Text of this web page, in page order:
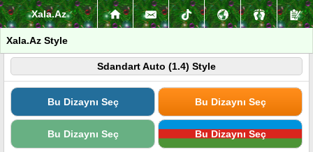
Xala.Az
Xala.Az Style
Sdandart Auto (1.4) Style
Bu Dizaynı Seç Bu Dizaynı Seç
Bu Dizaynı Seç Bu Dizaynı Seç